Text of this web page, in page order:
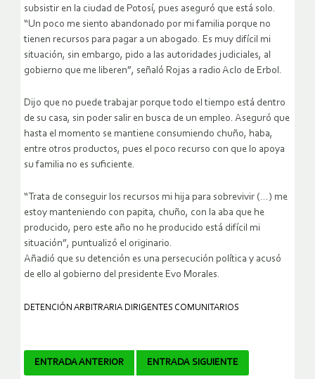
subsistir en la ciudad de Potosí, pues aseguró que está solo.
“Un poco me siento abandonado por mi familia porque no
tienen recursos para pagar a un abogado. Es muy difícil mi
situación, sin embargo, pido a las autoridades judiciales, al
gobierno que me liberen”, señaló Rojas a radio Aclo de Erbol.
Dijo que no puede trabajar porque todo el tiempo está dentro
de su casa, sin poder salir en busca de un empleo. Aseguró que
hasta el momento se mantiene consumiendo chuño, haba,
entre otros productos, pues el poco recurso con que lo apoya
su familia no es suficiente.
“Trata de conseguir los recursos mi hija para sobrevivir (…) me
estoy manteniendo con papita, chuño, con la aba que he
producido, pero este año no he producido está difícil mi
situación”, puntualizó el originario.
Añadió que su detención es una persecución política y acusó
de ello al gobierno del presidente Evo Morales.
DETENCIÓN ARBITRARIA DIRIGENTES COMUNITARIOS
Navegador
ENTRADA ANTERIOR ENTRADA SIGUIENTE